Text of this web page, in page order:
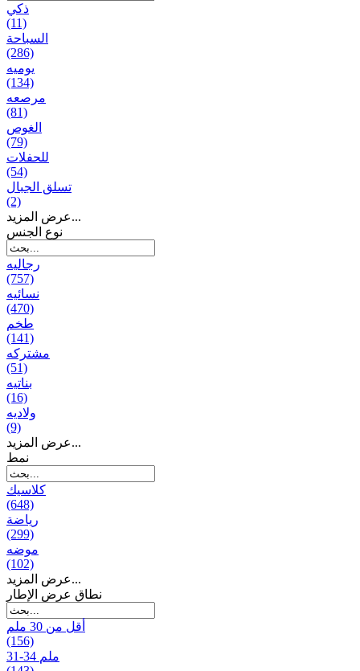
ذكي
(11)
السباحة
(286)
يومیه
(134)
مرصعه
(81)
الغوص
(79)
للحفلات
(54)
تسلق الجبال
(2)
عرض المزيد...
نوع الجنس
رجالیه
(757)
نسائیه
(470)
طخم
(141)
مشتركه
(51)
بناتیه
(16)
ولادیه
(9)
عرض المزيد...
نمط
كلاسيك
(648)
رياضة
(299)
موضه
(102)
عرض المزيد...
نطاق عرض الإطار
أقل من 30 ملم
(156)
31-34 ملم